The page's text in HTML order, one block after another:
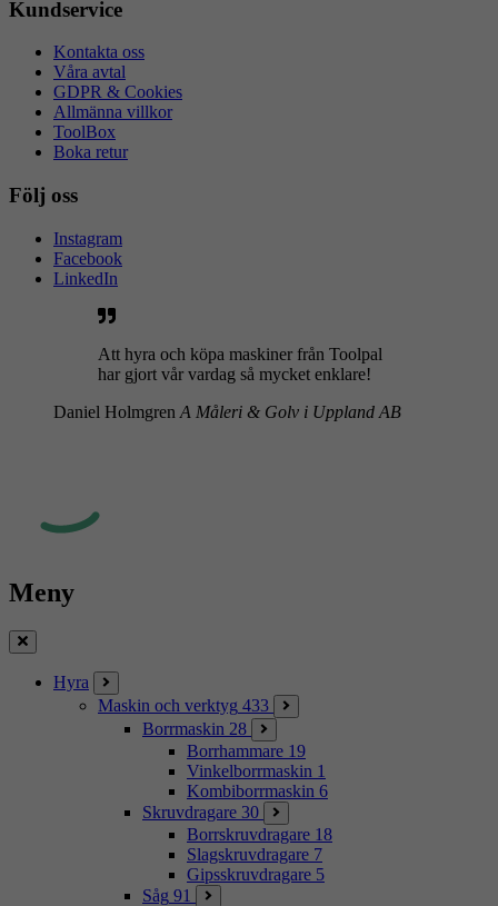
Kundservice
Kontakta oss
Våra avtal
GDPR & Cookies
Allmänna villkor
ToolBox
Boka retur
Följ oss
Instagram
Facebook
LinkedIn
Att hyra och köpa maskiner från Toolpal
har gjort vår vardag så mycket enklare!
Daniel Holmgren A Måleri & Golv i Uppland AB
Meny
Stäng
Hyra
Maskin och verktyg 433
Borrmaskin 28
Borrhammare 19
Vinkelborrmaskin 1
Kombiborrmaskin 6
Skruvdragare 30
Borrskruvdragare 18
Slagskruvdragare 7
Gipsskruvdragare 5
Såg 91